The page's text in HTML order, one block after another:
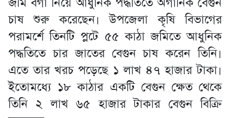
চাষ শুরু করেছেন। উপজেলা কৃষি বিভাগের
পরামর্শে তিনটি প্লটে ৫৫ কাঠা জমিতে আধুনিক
পদ্ধতিতে চার জাতের বেগুন চাষ করেন তিনি।
এতে তার খরচ পড়েছে ১ লাখ ৪৭ হাজার টাকা।
ইতোমধ্যে ১৮ কাঠার একটি বেগুন ক্ষেত থেকে
তিনি ২ লাখ ৬৫ হাজার টাকার বেগুন বিক্রি